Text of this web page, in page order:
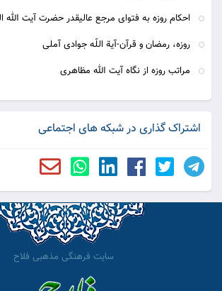
احکام روزه به فتوای مرجع عالیقدر حضرت آیت
روزه، رمضان و قرآن-آیة اللّه جوادی آملی
مراتب روزه از نگاه آیت الله مظاهری
اشتراک گذاری در شبکه های اجتماعی
سایت فرهنگی مذهبی فلاح